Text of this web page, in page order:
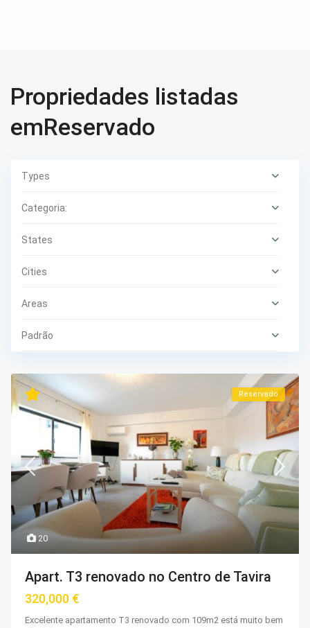
Propriedades listadas
emReservado
Types
Categoria:
States
Cities
Areas
Padrão
20
Reservado
Apart. T3 renovado no Centro de Tavira
320,000 €
Excelente apartamento T3 renovado com 109m2 está muito bem